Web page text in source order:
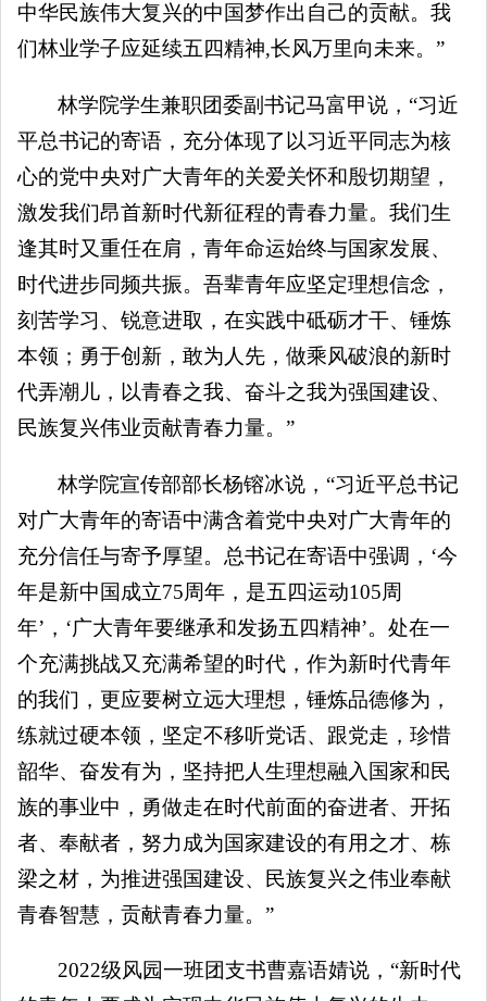
中华民族伟大复兴的中国梦作出自己的贡献。我
们林业学子应延续五四精神,长风万里向未来。”
林学院学生兼职团委副书记马富甲说，“习近
平总书记的寄语，充分体现了以习近平同志为核
心的党中央对广大青年的关爱关怀和殷切期望，
激发我们昂首新时代新征程的青春力量。我们生
逢其时又重任在肩，青年命运始终与国家发展、
时代进步同频共振。吾辈青年应坚定理想信念，
刻苦学习、锐意进取，在实践中砥砺才干、锤炼
本领；勇于创新，敢为人先，做乘风破浪的新时
代弄潮儿，以青春之我、奋斗之我为强国建设、
民族复兴伟业贡献青春力量。”
林学院宣传部部长杨镕冰说，“习近平总书记
对广大青年的寄语中满含着党中央对广大青年的
充分信任与寄予厚望。总书记在寄语中强调，‘今
年是新中国成立75周年，是五四运动105周
年’，‘广大青年要继承和发扬五四精神’。处在一
个充满挑战又充满希望的时代，作为新时代青年
的我们，更应要树立远大理想，锤炼品德修为，
练就过硬本领，坚定不移听党话、跟党走，珍惜
韶华、奋发有为，坚持把人生理想融入国家和民
族的事业中，勇做走在时代前面的奋进者、开拓
者、奉献者，努力成为国家建设的有用之才、栋
梁之材，为推进强国建设、民族复兴之伟业奉献
青春智慧，贡献青春力量。”
2022级风园一班团支书曹嘉语婧说，“新时代